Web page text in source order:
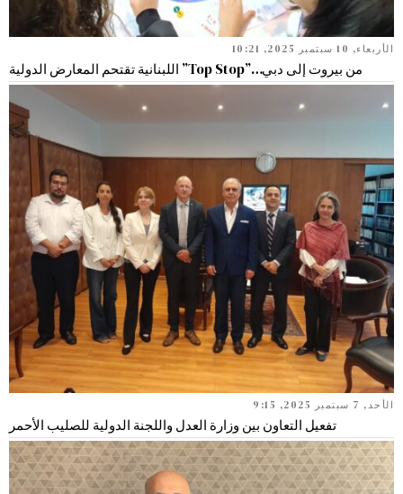
الأربعاء, 10 سبتمبر 2025, 10:21
من بيروت إلى دبي…”Top Stop” اللبنانية تقتحم المعارض الدولية
الأحد, 7 سبتمبر 2025, 9:15
تفعيل التعاون بين وزارة العدل واللجنة الدولية للصليب الأحمر